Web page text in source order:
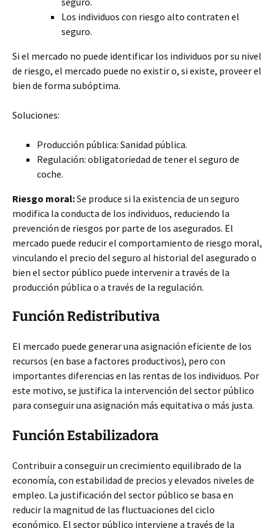
Los individuos con riesgo alto contraten el
seguro.
Si el mercado no puede identificar los individuos por su nivel
de riesgo, el mercado puede no existir o, si existe, proveer el
bien de forma subóptima.
Soluciones:
Producción pública: Sanidad pública.
Regulación: obligatoriedad de tener el seguro de
coche.
Riesgo moral:Se produce si la existencia de un seguro
modifica la conducta de los individuos, reduciendo la
prevención de riesgos por parte de los asegurados. El
mercado puede reducir el comportamiento de riesgo moral,
vinculando el precio del seguro al historial del asegurado o
bien el sector público puede intervenir a través de la
producción pública o a través de la regulación.
Función Redistributiva
El mercado puede generar una asignación eficiente de los
recursos (en base a factores productivos), pero con
importantes diferencias en las rentas de los individuos. Por
este motivo, se justifica la intervención del sector público
para conseguir una asignación más equitativa o más justa.
Función Estabilizadora
Contribuir a conseguir un crecimiento equilibrado de la
economía, con estabilidad de precios y elevados niveles de
empleo. La justificación del sector público se basa en
reducir la magnitud de las fluctuaciones del ciclo
económico. El sector público interviene a través de la